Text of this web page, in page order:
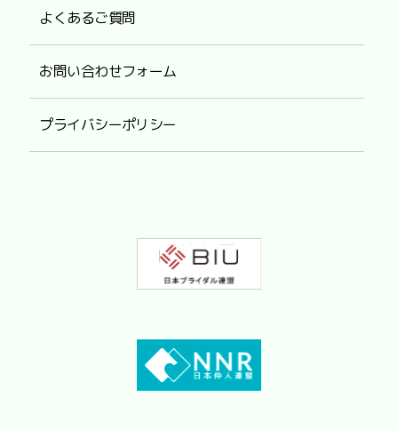
よくあるご質問
お問い合わせフォーム
プライバシーポリシー